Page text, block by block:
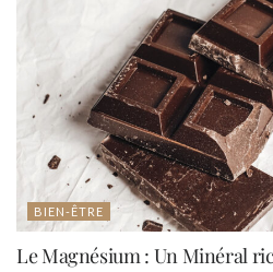
BIEN-ÊTRE
Le Magnésium : Un Minéral